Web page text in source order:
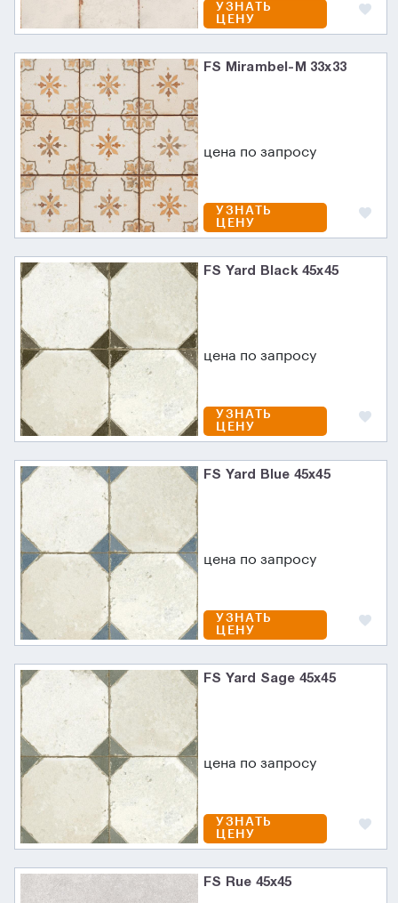
УЗНАТЬ
ЦЕНУ
FS Mirambel-M 33x33
цена по запросу
УЗНАТЬ
ЦЕНУ
FS Yard Black 45x45
цена по запросу
УЗНАТЬ
ЦЕНУ
FS Yard Blue 45x45
цена по запросу
УЗНАТЬ
ЦЕНУ
FS Yard Sage 45x45
цена по запросу
УЗНАТЬ
ЦЕНУ
FS Rue 45x45